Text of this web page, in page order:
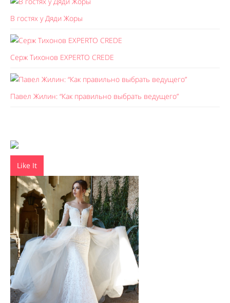
В гостях у Дяди Жоры
Серж Тихонов EXPERTO CREDE
Павел Жилин: “Как правильно выбрать ведущего”
Like It